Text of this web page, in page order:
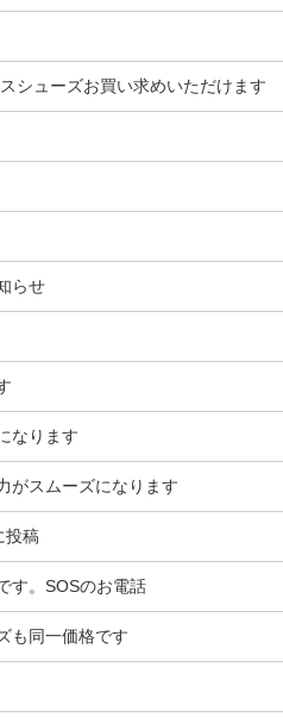
シューズお買い求めいただけます
らせ
なります
がスムーズになります
投稿
す。SOSのお電話
も同一価格です